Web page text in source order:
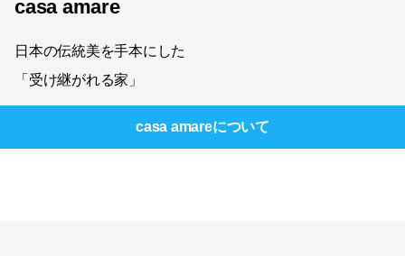
casa amare
日本の伝統美を手本にした
「受け継がれる家」
casa amareについて